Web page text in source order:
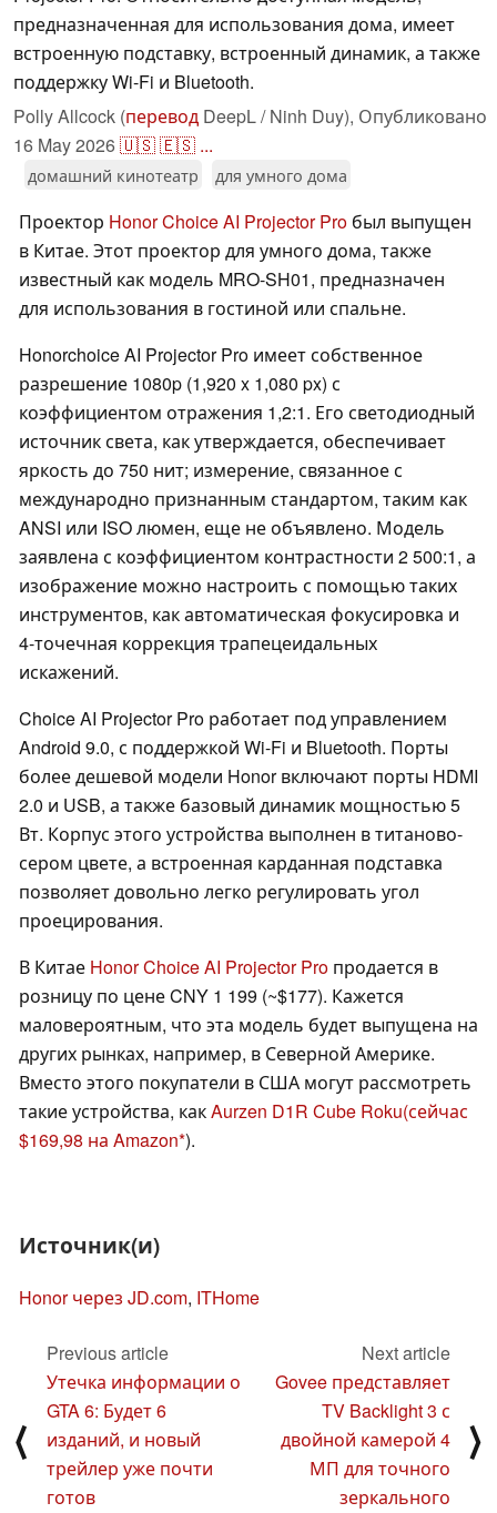
предназначенная для использования дома, имеет
встроенную подставку, встроенный динамик, а также
поддержку Wi-Fi и Bluetooth.
Polly Allcock (перевод DeepL / Ninh Duy), Опубликовано
16 May 2026🇺🇸🇪🇸 ...
домашний кинотеатр для умного дома
Проектор Honor Choice AI Projector Pro был выпущен
в Китае. Этот проектор для умного дома, также
известный как модель MRO-SH01, предназначен
для использования в гостиной или спальне.
Honorchoice AI Projector Pro имеет собственное
разрешение 1080p (1,920 x 1,080 px) с
коэффициентом отражения 1,2:1. Его светодиодный
источник света, как утверждается, обеспечивает
яркость до 750 нит; измерение, связанное с
международно признанным стандартом, таким как
ANSI или ISO люмен, еще не объявлено. Модель
заявлена с коэффициентом контрастности 2 500:1, а
изображение можно настроить с помощью таких
инструментов, как автоматическая фокусировка и
4-точечная коррекция трапецеидальных
искажений.
Choice AI Projector Pro работает под управлением
Android 9.0, с поддержкой Wi-Fi и Bluetooth. Порты
более дешевой модели Honor включают порты HDMI
2.0 и USB, а также базовый динамик мощностью 5
Вт. Корпус этого устройства выполнен в титаново-
сером цвете, а встроенная карданная подставка
позволяет довольно легко регулировать угол
проецирования.
В Китае Honor Choice AI Projector Pro продается в
розницу по цене CNY 1 199 (~$177). Кажется
маловероятным, что эта модель будет выпущена на
других рынках, например, в Северной Америке.
Вместо этого покупатели в США могут рассмотреть
такие устройства, какAurzen D1R Cube Roku(сейчас
$169,98 на Amazon ).
Источник(и)
Honor через JD.com, ITHome
⟨
Previous article
Утечка информации о
GTA 6: Будет 6
изданий, и новый
трейлер уже почти
готов
Next article
Govee представляет
TV Backlight 3 с
двойной камерой 4
МП для точного
зеркального
⟩